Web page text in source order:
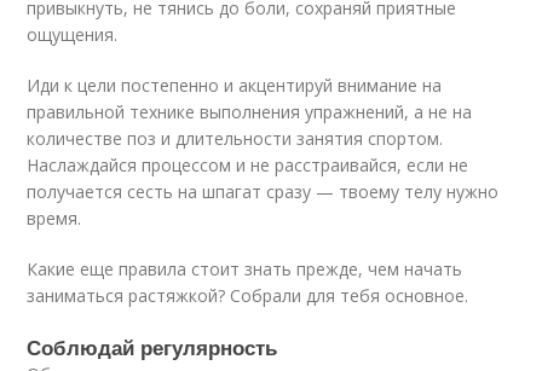
привыкнуть, не тянись до боли, сохраняй приятные
ощущения.
Иди к цели постепенно и акцентируй внимание на
правильной технике выполнения упражнений, а не на
количестве поз и длительности занятия спортом.
Наслаждайся процессом и не расстраивайся, если не
получается сесть на шпагат сразу — твоему телу нужно
время.
Какие еще правила стоит знать прежде, чем начать
заниматься растяжкой? Собрали для тебя основное.
Соблюдай регулярность